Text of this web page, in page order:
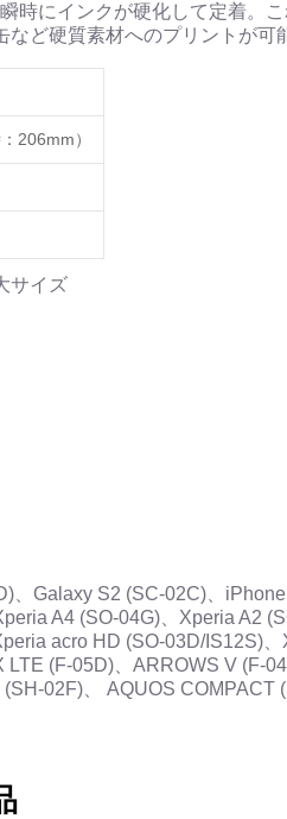
時にインクが硬化して定着。
ど硬質素材へのプリントが可
206mm）
サイズ
、Galaxy S2 (SC-02C)、
A4 (SO-04G)、Xperia A2
acro HD (SO-03D/IS12S)
LTE (F-05D)、ARROWS V (F-
02F)、 AQUOS